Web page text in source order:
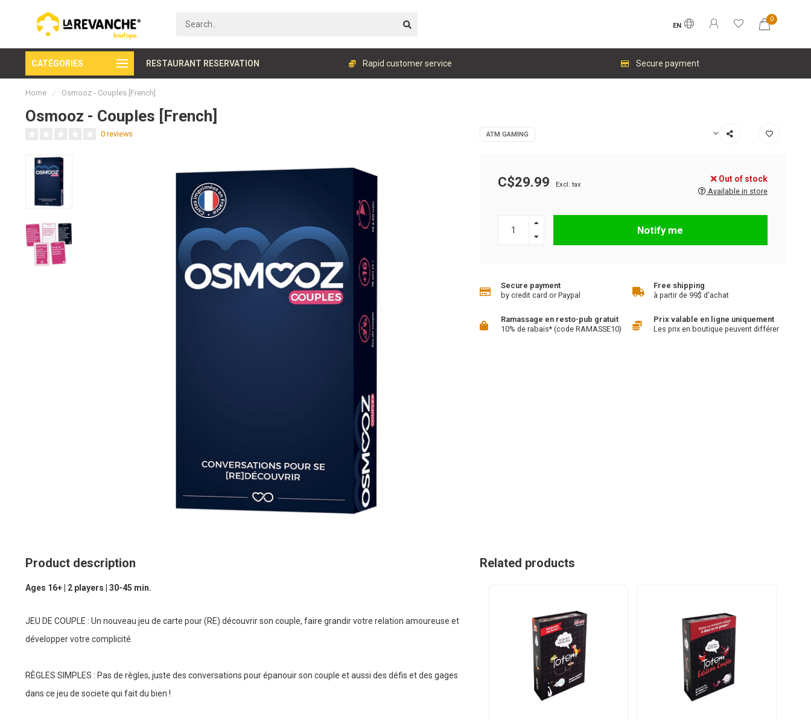
EN
0
CATÉGORIES RESTAURANT RESERVATION
Secure payment Rapid customer service Secure payment
Home / Osmooz - Couples [French]
Osmooz - Couples [French]
0 reviews ATM GAMING
C$29.99 Excl. tax
Out of stock
Available in store
Notify me
Secure payment
by credit card or Paypal
Free shipping
à partir de 99$ d'achat
Ramassage en resto-pub gratuit
10% de rabais* (code RAMASSE10)
Prix valable en ligne uniquement
Les prix en boutique peuvent différer
Product description
Ages 16+ | 2 players | 30-45 min.
JEU DE COUPLE : Un nouveau jeu de carte pour (RE) découvrir son couple, faire grandir votre relation amoureuse et
développer votre complicité.
RÈGLES SIMPLES : Pas de règles, juste des conversations pour épanouir son couple et aussi des défis et des gages
dans ce jeu de societe qui fait du bien !
Related products